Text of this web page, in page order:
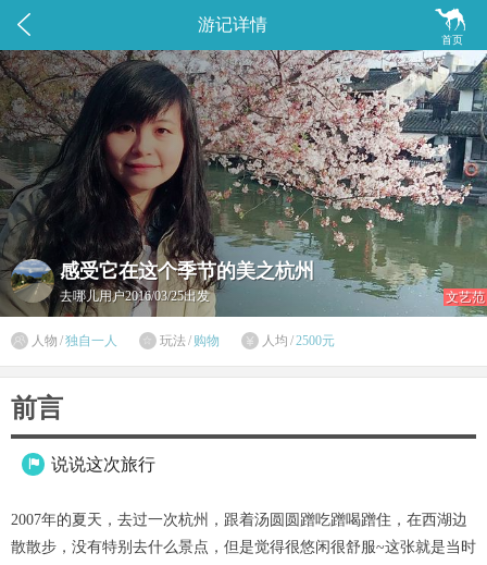
 
首页
游记详情
感受它在这个季节的美之杭州
去哪儿用户2016/03/25出发 文艺范
 人物 /独自一人  玩法 / 购物  人均 /2500元
前言
 说说这次旅行
2007年的夏天，去过一次杭州，跟着汤圆圆蹭吃蹭喝蹭住，在西湖边
散散步，没有特别去什么景点，但是觉得很悠闲很舒服~这张就是当时